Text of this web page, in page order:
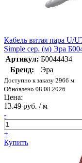
Кабель витая пара U/
Simple сер. (м) Эра
Артикул: Б0044434
Бренд:
Эра
Доступно к заказу 2966 м
Обновлено 08.08.2026
Цена:
13.49 руб. / м
-
+
Купить